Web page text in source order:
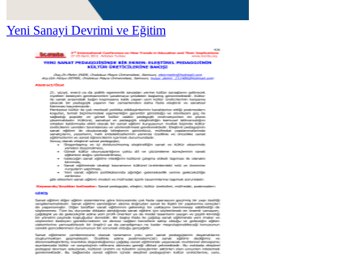
Yeni Sanayi Devrimi ve Eğitim